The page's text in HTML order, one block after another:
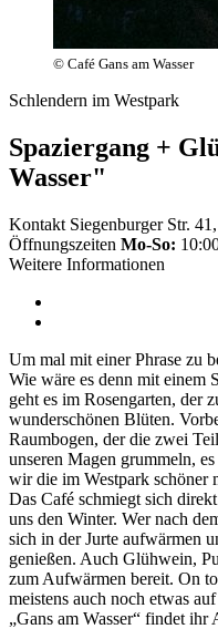
© Café Gans am Wasser
Schlendern im Westpark
Spaziergang +
Wasser"
Kontakt Siegenburger Str.
Öffnungszeiten Mo-So:
Weitere Informationen
Um mal mit einer Phrase zu
Wie wäre es denn mit einem
geht es im Rosengarten, der
wunderschönen Blüten.
Raumbogen, der die zwei
unseren Magen grummeln,
wir die im Westpark schöner
Das Café schmiegt sich
uns den Winter. Wer nach
sich in der Jurte aufwärmen
genießen. Auch Glühwein,
zum Aufwärmen bereit. On
meistens auch noch etwas
„Gans am Wasser“ findet